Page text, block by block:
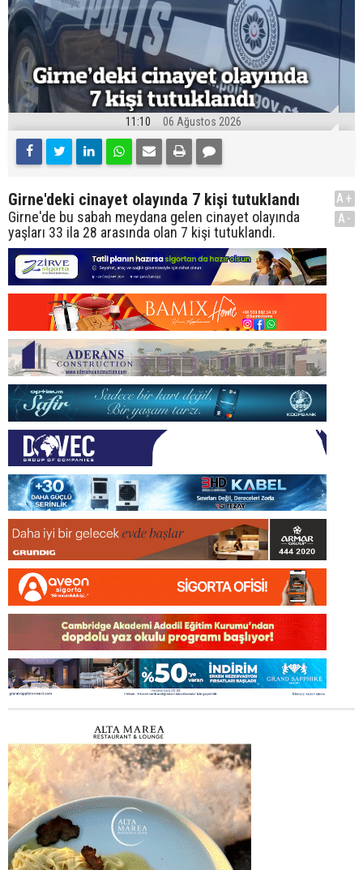
11:10 06 Ağustos 2026
Girne'deki cinayet olayında 7 kişi tutuklandı
Girne'de bu sabah meydana gelen cinayet olayında
yaşları 33 ila 28 arasında olan 7 kişi tutuklandı.
A+
A-